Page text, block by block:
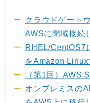
クラウドゲート
AWSに閉域接続
RHEL/CentOS7
をAmazon Linux
（第1回）AWS
オンプレミスの